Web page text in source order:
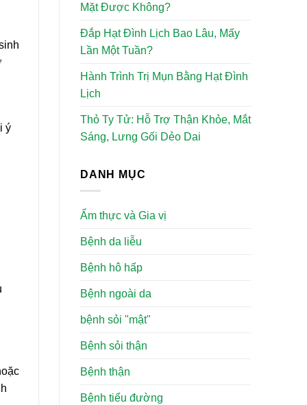
ý
Mặt Được Không?
Đắp Hạt Đình Lịch Bao Lâu, Mấy
Lần Một Tuần?
Hành Trình Trị Mụn Bằng Hạt Đình
Lịch
Thỏ Ty Tử: Hỗ Trợ Thận Khỏe, Mắt
Sáng, Lưng Gối Dẻo Dai
DANH MỤC
Ẩm thực và Gia vị
Bệnh da liễu
Bệnh hô hấp
Bệnh ngoài da
bệnh sỏi "mật"
Bệnh sỏi thận
Bệnh thận
Bệnh tiểu đường